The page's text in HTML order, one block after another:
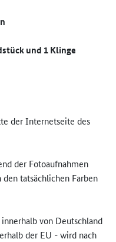
und 1 Klinge
der Internetseite des
der Fotoaufnahmen
tatsächlichen Farben
von Deutschland
der EU - wird nach